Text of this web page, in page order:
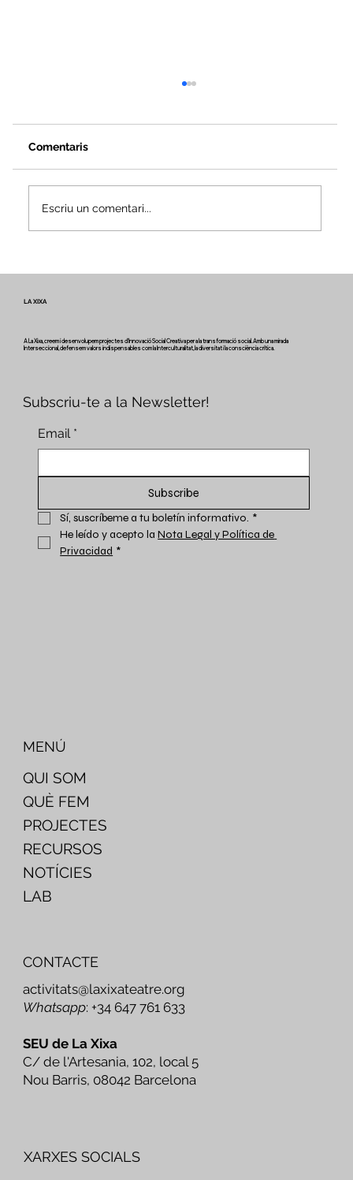
Comentaris
Escriu un comentari...
LA XIXA
A La Xixa, creem i desenvolupem projectes d'Innovació Social Creativa per a la transformació social. Amb una mirada
Interseccional, defensem valors indispensables com la Interculturalitat, la diversitat i la consciència crítica.
Subscriu-te a la Newsletter!
Email *
Subscribe
Sí, suscríbeme a tu boletín informativo. *
He leído y acepto la Nota Legal y Política de
Privacidad *
QUI SOM
QUÈ FEM
PROJECTES
RECURSOS
NOTÍCIES
LAB
MENÚ
CONTACTE
activitats@laxixateatre.org
Whatsapp: +34 647 761 633
SEU de La Xixa
C/ de l'Artesania, 102, local 5
Nou Barris, 08042 Barcelona
XARXES SOCIALS